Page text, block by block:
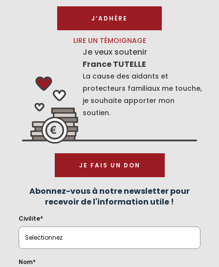
J’ADHÈRE
LIRE UN TÉMOIGNAGE
Je veux soutenir
France TUTELLE
La cause des aidants et
protecteurs familiaux me touche,
je souhaite apporter mon
soutien.
JE FAIS UN DON
Abonnez-vous à notre newsletter pour
recevoir de l'information utile !
Civilite*
Nom*